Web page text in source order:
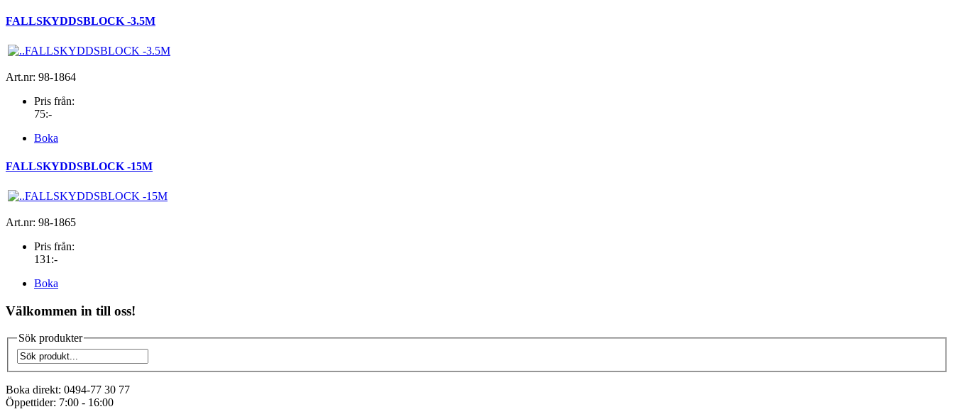
FALLSKYDDSBLOCK -3.5M
Art.nr: 98-1864
Pris från:
75:-
Boka
FALLSKYDDSBLOCK -15M
Art.nr: 98-1865
Pris från:
131:-
Boka
Välkommen in till oss!
Sök produkter
Boka direkt: 0494-77 30 77
Öppettider: 7:00 - 16:00